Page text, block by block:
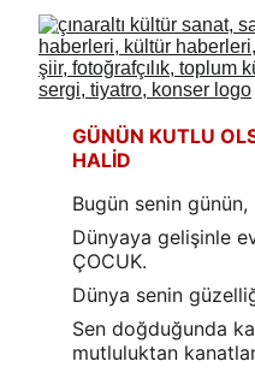
GÜNÜN KUTLU
HALİD
Bugün senin günün,
Dünyaya gelişinle
ÇOCUK.
Dünya senin
Sen doğduğunda
mutluluktan